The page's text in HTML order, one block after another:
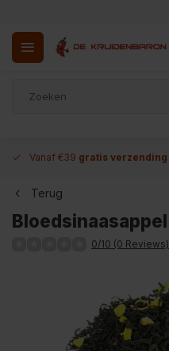
Vanaf €39 gratis verzending
Terug
0/10 (0 Reviews)